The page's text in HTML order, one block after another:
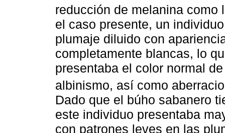
reducción de melanina como
el caso presente, un
plumaje diluido con
completamente blancas, lo
presentaba el color normal
albinismo, así como
Dado que el búho sabanero
este individuo presentaba
con patrones leves en las